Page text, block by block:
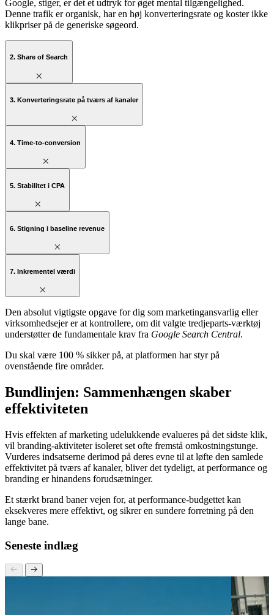
Dette er en af de mest direkte indikatorer for øget kendskab. Når
mængden af brugere, der søger specifikt efter jeres brandnavn i
Google, stiger, er det et udtryk for øget mental tilgængelighed.
Denne trafik er organisk, har en høj konverteringsrate og koster ikke
2. Share of Search
3. Konverteringsrate på tværs af kanaler
4. Time-to-conversion
5. Stabilitet i CPA
6. Stigning i baseline revenue
7. Inkrementel værdi
Den absolut vigtigste opgave for dig som marketingansvarlig eller
virksomhedsejer er at kontrollere, om dit valgte tredjeparts-værktøj
understøtter de fundamentale krav fraGoogle Search Central
ovenstående fire områder.
effektiviteten
Hvis effekten af marketing udelukkende evalueres på det sidste klik,
vil branding-aktiviteter isoleret set ofte fremstå omkostningstunge.
Vurderes indsatserne derimod på deres evne til at løfte den samlede
effektivitet på tværs af kanaler, bliver det tydeligt, at performance og
branding er hinandens forudsætninger.
Et stærkt brand baner vejen for, at performance-budgettet kan
lange bane.
Seneste indlæg